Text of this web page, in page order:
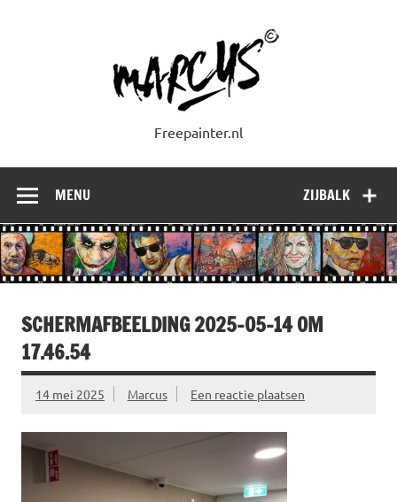
Freepainter.nl
ZIJBALK
MENU
SCHERMAFBEELDING 2025-05-14 OM
17.46.54
14 mei 2025 Marcus Een reactie plaatsen